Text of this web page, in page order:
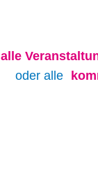
alle
oder alle